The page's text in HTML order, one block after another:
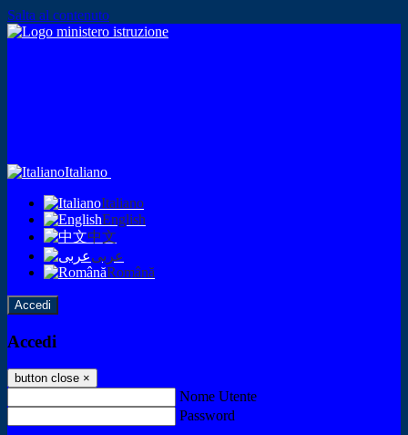
Salta al contenuto
Italiano
Italiano
English
中文
عربى
Română
Accedi
Accedi
button close ×
Nome Utente
Password